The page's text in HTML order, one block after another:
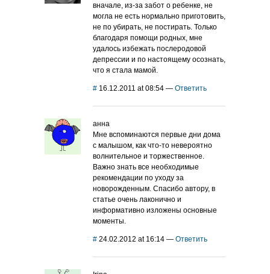
вначале, из-за забот о ребенке, не
могла не есть нормально приготовить,
не по убирать, не постирать. Только
благодаря помощи родных, мне
удалось избежать послеродовой
депрессии и по настоящему осознать,
что я стала мамой.
# 16.12.2011 at 08:54 — Ответить
анна
Мне вспоминаются первые дни дома
с малышом, как что-то невероятно
волнительное и торжественное.
Важно знать все необходимые
рекомендации по уходу за
новорожденным. Спасибо автору, в
статье очень лаконично и
информативно изложены основные
моменты.
# 24.02.2012 at 16:14 — Ответить